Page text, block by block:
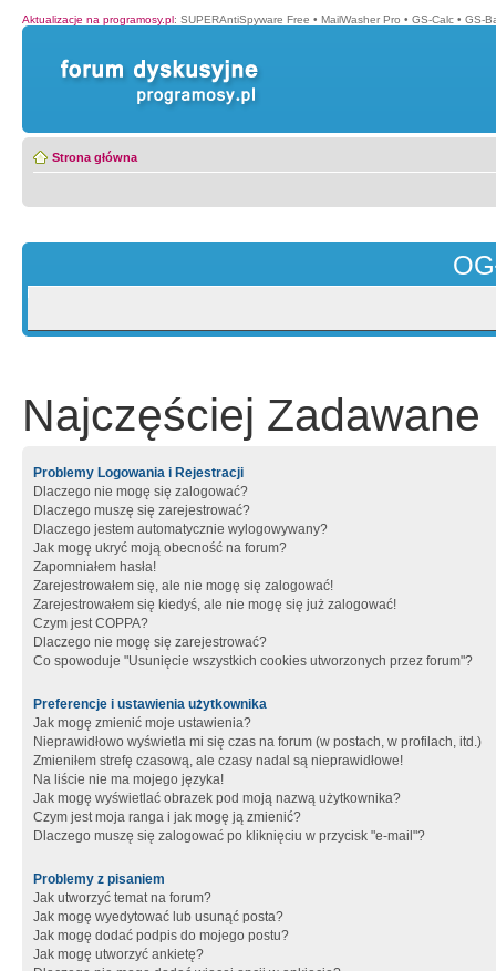
Aktualizacje na programosy.pl: SUPERAntiSpyware Free • MailWasher Pro • GS-Calc • GS-
Strona główna
Najczęściej Zadawane
Problemy Logowania i Rejestracji
Dlaczego nie mogę się zalogować?
Dlaczego muszę się zarejestrować?
Dlaczego jestem automatycznie wylogowywany?
Jak mogę ukryć moją obecność na forum?
Zapomniałem hasła!
Zarejestrowałem się, ale nie mogę się zalogować!
Zarejestrowałem się kiedyś, ale nie mogę się już zalogować!
Czym jest COPPA?
Dlaczego nie mogę się zarejestrować?
Co spowoduje "Usunięcie wszystkich cookies utworzonych przez forum"?
Preferencje i ustawienia użytkownika
Jak mogę zmienić moje ustawienia?
Nieprawidłowo wyświetla mi się czas na forum (w postach, w profilach, itd.)
Zmieniłem strefę czasową, ale czasy nadal są nieprawidłowe!
Na liście nie ma mojego języka!
Jak mogę wyświetlać obrazek pod moją nazwą użytkownika?
Czym jest moja ranga i jak mogę ją zmienić?
Dlaczego muszę się zalogować po kliknięciu w przycisk "e-mail"?
Problemy z pisaniem
Jak utworzyć temat na forum?
Jak mogę wyedytować lub usunąć posta?
Jak mogę dodać podpis do mojego postu?
Jak mogę utworzyć ankietę?